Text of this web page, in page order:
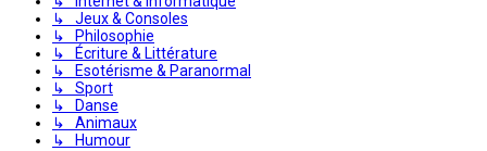
↳ Jeux & Consoles
↳ Philosophie
↳ Écriture & Littérature
↳ Esotérisme & Paranormal
↳ Sport
↳ Danse
↳ Animaux
↳ Humour